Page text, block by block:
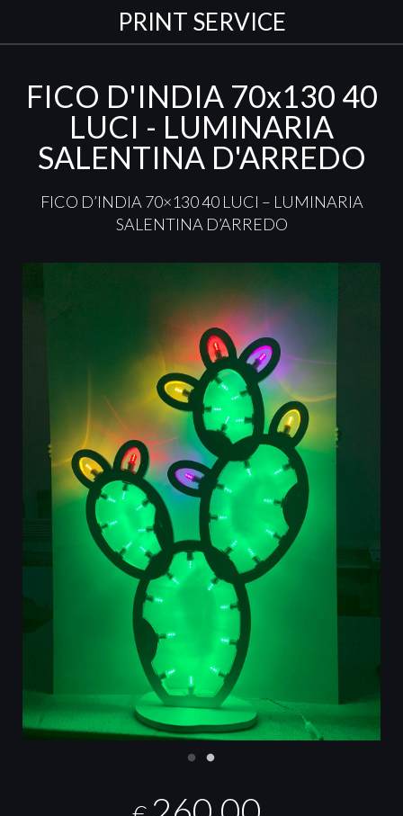
PRINT SERVICE
FICO D'INDIA 70x130 40
LUCI - LUMINARIA
SALENTINA D'ARREDO
FICO D’INDIA 70×130 40 LUCI – LUMINARIA
SALENTINA D’ARREDO